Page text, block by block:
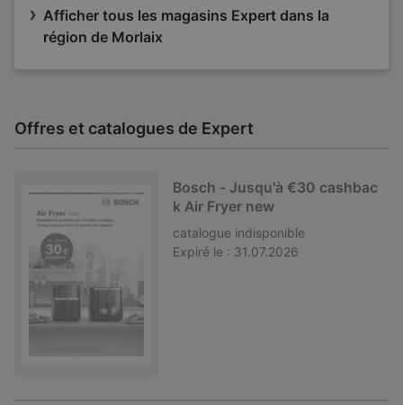
Afficher tous les magasins Expert dans la
région de Morlaix
Offres et catalogues de Expert
Bosch - Jusqu'à €30 cashbac
k Air Fryer new
catalogue indisponible
Expiré le : 31.07.2026